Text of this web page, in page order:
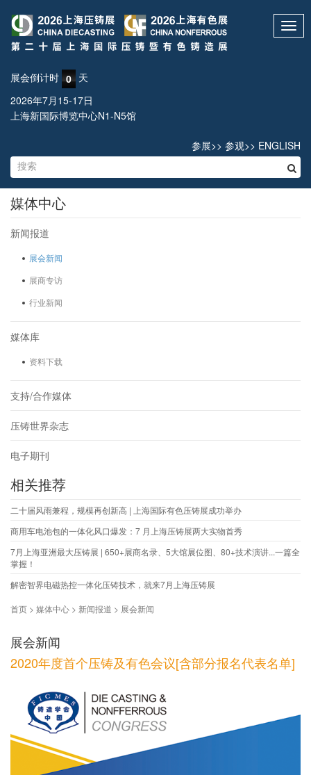
展会倒计时 0 天
2026年7月15-17日
上海新国际博览中心N1-N5馆
参展>> 参观>> ENGLISH
媒体中心
新闻报道
展会新闻
展商专访
行业新闻
媒体库
资料下载
支持/合作媒体
压铸世界杂志
电子期刊
相关推荐
二十届风雨兼程，规模再创新高 | 上海国际有色压铸展成功举办
商用车电池包的一体化风口爆发：7 月上海压铸展两大实物首秀
7月上海亚洲最大压铸展 | 650+展商名录、5大馆展位图、80+技术演讲...一篇全
掌握！
解密智界电磁热控一体化压铸技术，就来7月上海压铸展
首页 > 媒体中心 > 新闻报道 > 展会新闻
展会新闻
2020年度首个压铸及有色会议[含部分报名代表名单]